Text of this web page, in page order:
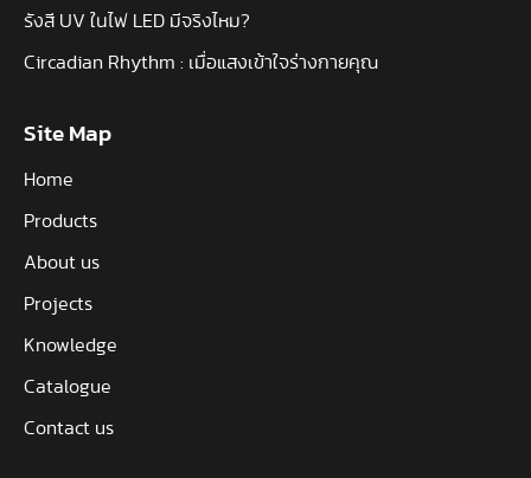
รังสี UV ในไฟ LED มีจริงไหม?
Circadian Rhythm : เมื่อแสงเข้าใจร่างกายคุณ
Site Map
Home
Products
About us
Projects
Knowledge
Catalogue
Contact us